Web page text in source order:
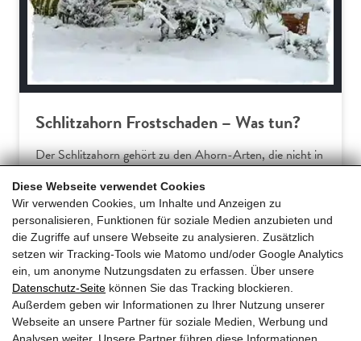
Diese Webseite verwendet Cookies
Wir verwenden Cookies, um Inhalte und Anzeigen zu
personalisieren, Funktionen für soziale Medien anzubieten und
die Zugriffe auf unsere Webseite zu analysieren. Zusätzlich
setzen wir Tracking-Tools wie Matomo und/oder Google Analytics
ein, um anonyme Nutzungsdaten zu erfassen. Über unsere
Datenschutz-Seite können Sie das Tracking blockieren.
Außerdem geben wir Informationen zu Ihrer Nutzung unserer
Webseite an unsere Partner für soziale Medien, Werbung und
Schlitzahorn Frostschaden – Was tun?
Der Schlitzahorn gehört zu den Ahorn-Arten, die nicht in
Hausgärtner am Acer palmatum dissectum häufiger über
Frostschäden klagen. Dieser Ratgeber erklärt die
typischen Symptome und gibt praxiserprobte Tipps für
effektive Gegenmaßnahmen und… […]
Mehr erfahren